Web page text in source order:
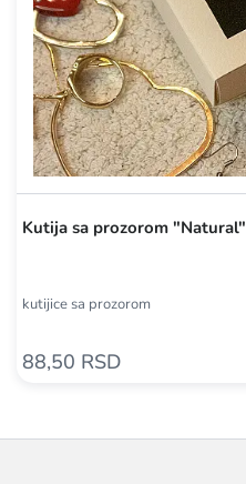
Kutija sa prozorom "Natural"
kutijice sa prozorom
88,50 RSD